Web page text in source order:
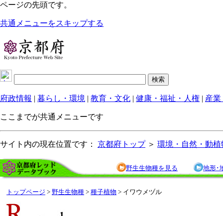
ページの先頭です。
共通メニューをスキップする
府政情報 | 暮らし・環境 | 教育・文化 | 健康・福祉・人権 | 産業
ここまでが共通メニューです
サイト内の現在位置です： 京都府トップ＞ 環境・自然・動植
野生生物種を見る 地形･
トップページ > 野生生物種 > 種子植物 > イワウメヅル